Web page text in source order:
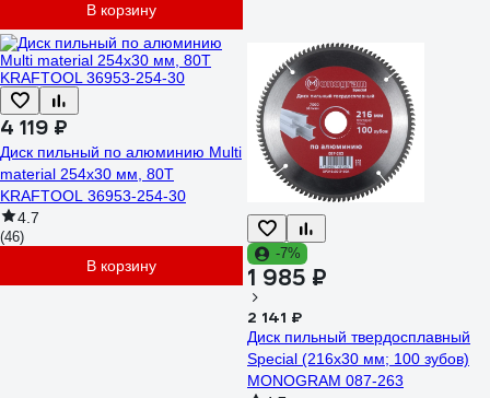
В корзину
4 119 ₽
Диск пильный по алюминию Multi
material 254x30 мм, 80Т
KRAFTOOL 36953-254-30
4.7
(46)
В корзину
-7%
1 985 ₽
2 141 ₽
Диск пильный твердосплавный
Special (216х30 мм; 100 зубов)
MONOGRAM 087-263